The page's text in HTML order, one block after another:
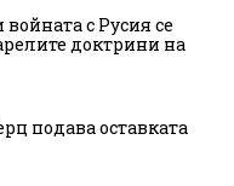
с Русия се
доктрини на
подава оставката